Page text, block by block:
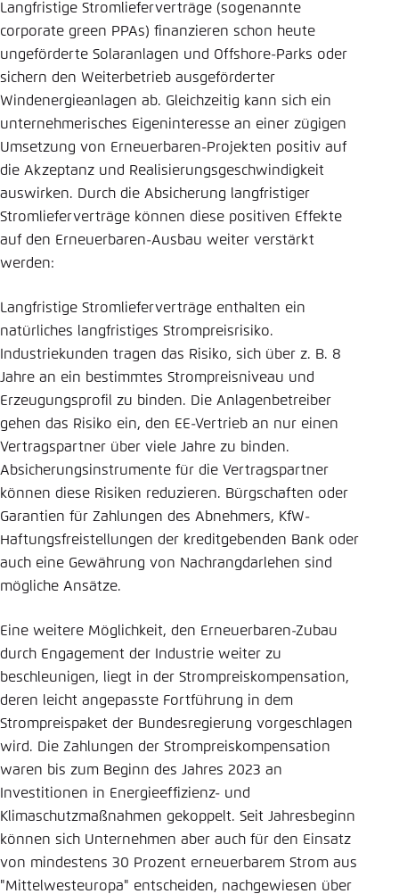
Langfristige Stromlieferverträge (sogenannte
corporate green PPAs) finanzieren schon heute
ungeförderte Solaranlagen und Offshore-Parks oder
sichern den Weiterbetrieb ausgeförderter
Windenergieanlagen ab. Gleichzeitig kann sich ein
unternehmerisches Eigeninteresse an einer zügigen
Umsetzung von Erneuerbaren-Projekten positiv auf
die Akzeptanz und Realisierungsgeschwindigkeit
auswirken. Durch die Absicherung langfristiger
Stromlieferverträge können diese positiven Effekte
auf den Erneuerbaren-Ausbau weiter verstärkt
werden:
Langfristige Stromlieferverträge enthalten ein
natürliches langfristiges Strompreisrisiko.
Industriekunden tragen das Risiko, sich über z. B. 8
Jahre an ein bestimmtes Strompreisniveau und
Erzeugungsprofil zu binden. Die Anlagenbetreiber
gehen das Risiko ein, den EE-Vertrieb an nur einen
Vertragspartner über viele Jahre zu binden.
Absicherungsinstrumente für die Vertragspartner
können diese Risiken reduzieren. Bürgschaften oder
Garantien für Zahlungen des Abnehmers, KfW-
Haftungsfreistellungen der kreditgebenden Bank oder
auch eine Gewährung von Nachrangdarlehen sind
mögliche Ansätze.
Eine weitere Möglichkeit, den Erneuerbaren-Zubau
durch Engagement der Industrie weiter zu
beschleunigen, liegt in der Strompreiskompensation,
deren leicht angepasste Fortführung in dem
Strompreispaket der Bundesregierung vorgeschlagen
wird. Die Zahlungen der Strompreiskompensation
waren bis zum Beginn des Jahres 2023 an
Investitionen in Energieeffizienz- und
Klimaschutzmaßnahmen gekoppelt. Seit Jahresbeginn
können sich Unternehmen aber auch für den Einsatz
von mindestens 30 Prozent erneuerbarem Strom aus
"Mittelwesteuropa" entscheiden, nachgewiesen über